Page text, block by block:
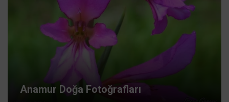
Anamur Doğa Fotoğrafları